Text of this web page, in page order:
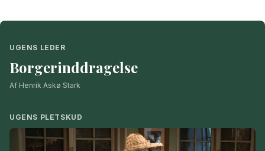
UGENS LEDER
Borgerinddragelse
Af Henrik Askø Stark
UGENS PLETSKUD